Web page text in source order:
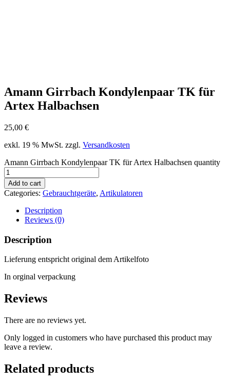
Amann Girrbach Kondylenpaar TK für
Artex Halbachsen
25,00 €
exkl. 19 % MwSt. zzgl. Versandkosten
Amann Girrbach Kondylenpaar TK für Artex Halbachsen quantity
Add to cart
Categories: Gebrauchtgeräte, Artikulatoren
Description
Reviews (0)
Description
Lieferung entspricht original dem Artikelfoto
In orginal verpackung
Reviews
There are no reviews yet.
Only logged in customers who have purchased this product may
leave a review.
Related products